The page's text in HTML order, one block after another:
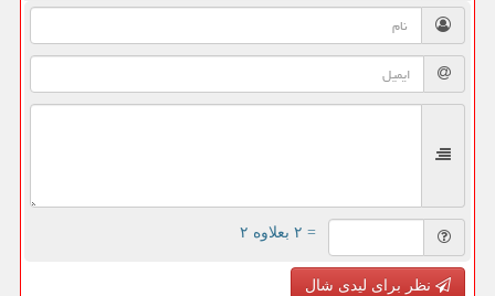
= ۲ بعلاوه ۲
نظر برای لیدی شال